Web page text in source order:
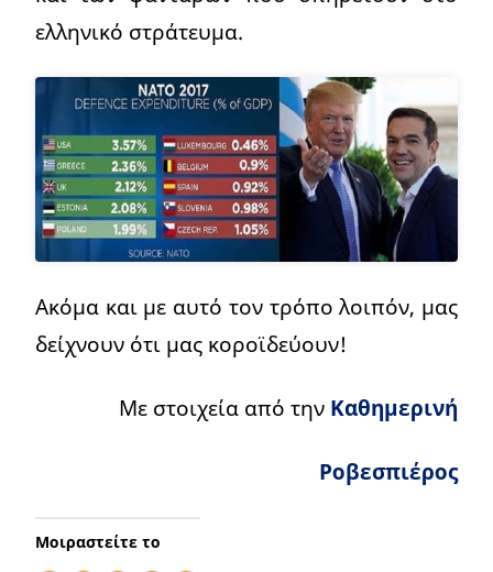
ελληνικό στράτευμα.
Ακόμα και με αυτό τον τρόπο λοιπόν, μας
δείχνουν ότι μας κοροϊδεύουν!
Με στοιχεία από την Καθημερινή
Ροβεσπιέρος
Μοιραστείτε το